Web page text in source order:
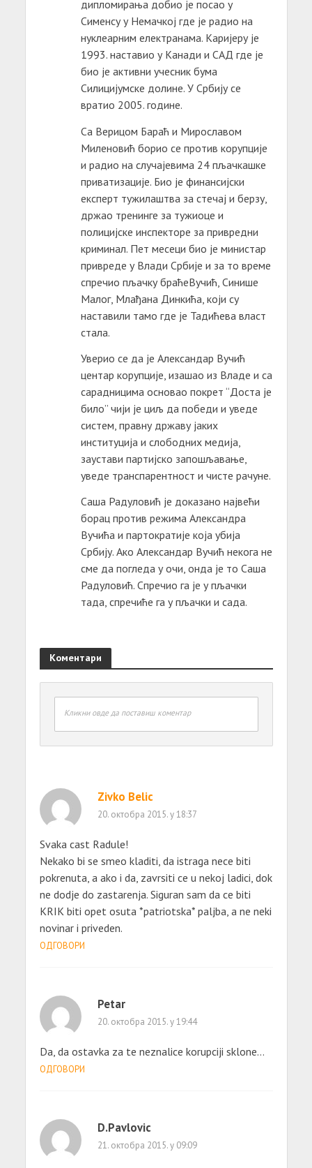
дипломирања добио је посао у
Сименсу у Немачкој где је радио на
нуклеарним електранама. Каријеру је
1993. наставио у Канади и САД где је
био је активни учесник бума
Силицијумске долине. У Србију се
вратио 2005. године.
Са Верицом Бараћ и Мирославом
Миленовић борио се против корупције
и радио на случајевима 24 пљачкашке
приватизације. Био је финансијски
експерт тужилаштва за стечај и берзу,
држао тренинге за тужиоце и
полицијске инспекторе за привредни
криминал. Пет месеци био је министар
привреде у Влади Србије и за то време
спречио пљачку браћеВучић, Синише
Малог, Млађана Динкића, који су
наставили тамо где је Тадићева власт
стала.
Уверио се да је Александар Вучић
центар корупције, изашао из Владе и са
сарадницима основао покрет “Доста је
било” чији је циљ да победи и уведе
систем, правну државу јаких
институција и слободних медија,
заустави партијско запошљавање,
уведе транспарентност и чисте рачуне.
Саша Радуловић је доказано највећи
борац против режима Александра
Вучића и партократије која убија
Србију. Ако Александар Вучић некога не
сме да погледа у очи, онда је то Саша
Радуловић. Спречио га је у пљачки
тада, спречиће га у пљачки и сада.
Коментари
Кликни овде да поставиш коментар
Zivko Belic
20. октобра 2015. у 18:37
Svaka cast Radule!
Nekako bi se smeo kladiti, da istraga nece biti
pokrenuta, a ako i da, zavrsiti ce u nekoj ladici, dok
ne dodje do zastarenja. Siguran sam da ce biti
KRIK biti opet osuta *patriotska* paljba, a ne neki
novinar i priveden.
ОДГОВОРИ
Petar
20. октобра 2015. у 19:44
Da, da ostavka za te neznalice korupciji sklone…
ОДГОВОРИ
D.Pavlovic
21. октобра 2015. у 09:09